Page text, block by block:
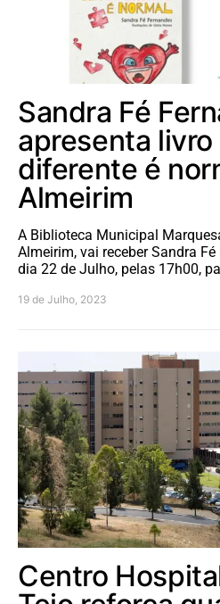
Sandra Fé
apresenta livro
diferente é
Almeirim
A Biblioteca Municipal
Almeirim, vai receber Sandra
dia 22 de Julho, pelas 17h00,
19 de Julho, 2023
Centro